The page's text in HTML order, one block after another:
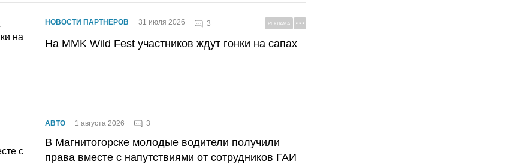
НОВОСТИ ПАРТНЕРОВ 31 июля 2026 3 РЕКЛАМА
На MMK Wild Fest участников ждут гонки на сапах
АВТО 1 августа 2026 3
В Магнитогорске молодые водители получили
права вместе с напутствиями от сотрудников ГАИ